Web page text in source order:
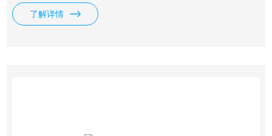
积，自动读数，自动计算透气度。测试原理：设备自动调整到
设定压差，并在压差稳定后自动读取气体流量.
了解详情